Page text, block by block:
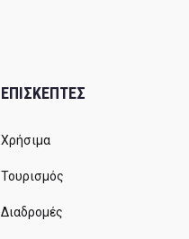
ΕΠΙΣΚΕΠΤΕΣ
Χρήσιμα
Τουρισμός
Διαδρομές